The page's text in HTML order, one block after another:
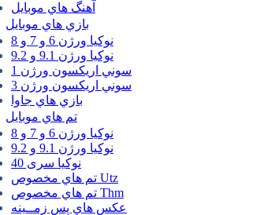
آهنگ هاي موبايل
بازي هاي موبايل
نوكيا ورژن 6 و 7 و 8
نوكيا ورژن 9.1 و 9.2
سوني اريكسون ورژن 1
سوني اريكسون ورژن 3
بازي هاي جاوا
تم هاي موبايل
نوكيا ورژن 6 و 7 و 8
نوكيا ورژن 9.1 و 9.2
نوکیا سری 40
تم هاي مخصوص Utz
تم هاي مخصوص Thm
عكس هاي پس زمــينه